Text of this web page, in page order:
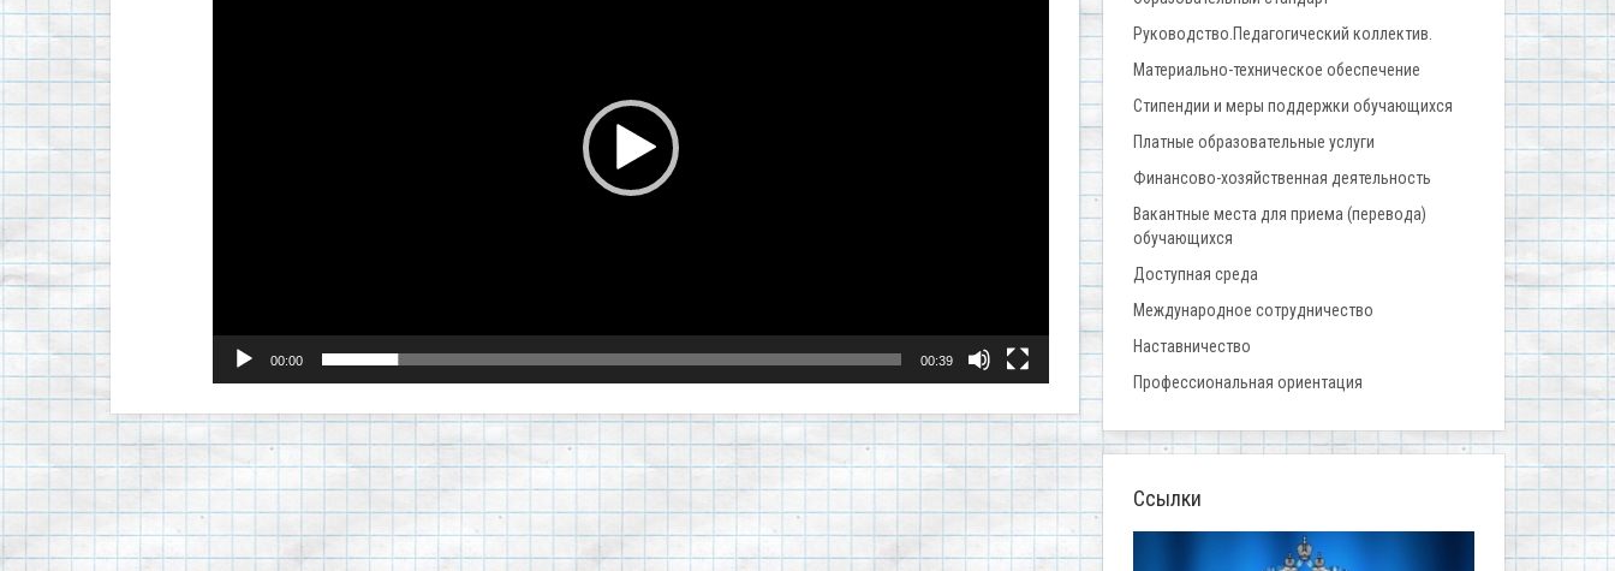
00:00 00:39
Руководство.Педагогический коллектив.
Материально-техническое обеспечение
Стипендии и меры поддержки обучающихся
Платные образовательные услуги
Финансово-хозяйственная деятельность
Вакантные места для приема (перевода)
обучающихся
Доступная среда
Международное сотрудничество
Наставничество
Профессиональная ориентация
Ссылки